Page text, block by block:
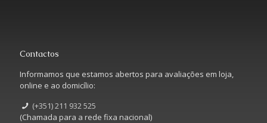
Contactos
Informamos que estamos abertos para avaliações em loja,
online e ao domicílio:
(+351) 211 932 525
(Chamada para a rede fixa nacional)